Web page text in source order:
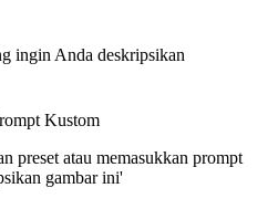
ingin Anda deskripsikan
Kustom
preset atau memasukkan prompt
gambar ini'